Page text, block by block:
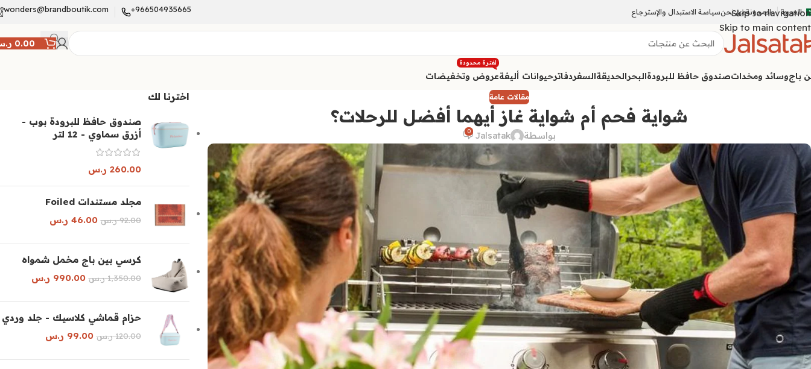
Skip to navigation
Skip to main content
العربية المدونةمن نحنسياسة الاستبدال والإسترجاع 966504935665+
wonders@brandboutik.com
0.00
باجوسائد ومخداتصندوق حافظ للبرودةالبحرالحديقةالسفردفاترحيوانات أليفةعروض وتخفيضات
لفترة محدودة
مقالات عامة
شواية فحم أم شواية غاز أيهما أفضل للرحلات؟
بواسطة Jalsatak
0
اخترنا لك
صندوق حافظ للبرودة بوب -
أزرق سماوي - 12 لتر
260.00 ر.س
مجلد مستندات Foiled
92.00 ر.س 46.00 ر.س
كرسي بين باج مخمل شمواه
1,350.00 ر.س 990.00 ر.س
حزام قماشي كلاسيك - جلد وردي
120.00 ر.س 99.00 ر.س